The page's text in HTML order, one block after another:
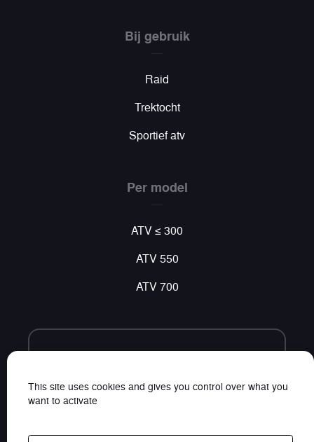
Bij gebruik
Raid
Trektocht
Sportief atv
Per model
ATV ≤ 300
ATV 550
ATV 700
Volg ons
This site uses cookies and gives you control over what you
want to activate